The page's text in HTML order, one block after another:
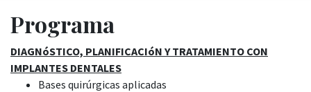
Programa
DIAGNóSTICO, PLANIFICACIóN Y TRATAMIENTO CON
IMPLANTES DENTALES
Bases quirúrgicas aplicadas